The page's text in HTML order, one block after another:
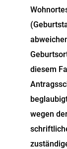
diesem
wegen